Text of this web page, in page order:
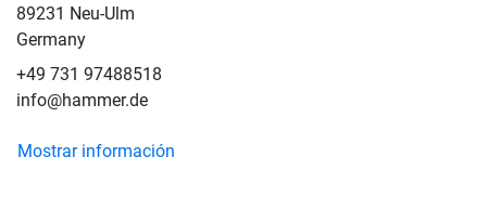
89231 Neu-Ulm
Germany
+49 731 97488518
info@hammer.de
Mostrar información